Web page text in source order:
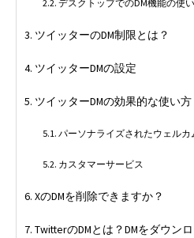
デスクトップでのDM機能の使
ツイッターのDM制限とは？
ツイッターDMの設定
ツイッターDMの効果的な使い方
パーソナライズされたウェルカ
カスタマーサービス
XのDMを削除できますか？
TwitterのDMとは？DMをダウン